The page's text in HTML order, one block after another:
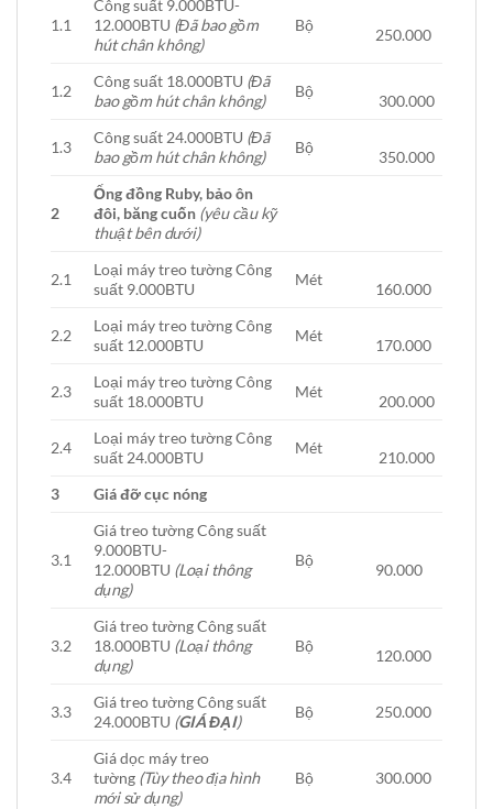
1.1
Công suất 9.000BTU-
12.000BTU (Đã bao gồm
hút chân không)
Bộ
250.000
1.2
Công suất 18.000BTU (Đã
bao gồm hút chân không)
Bộ
300.000
1.3
Công suất 24.000BTU (Đã
bao gồm hút chân không)
Bộ
350.000
2
Ống đồng Ruby, bảo ôn
đôi, băng cuốn (yêu cầu kỹ
thuật bên dưới)
2.1
Loại máy treo tường Công
suất 9.000BTU
Mét
160.000
2.2
Loại máy treo tường Công
suất 12.000BTU
Mét
170.000
2.3
Loại máy treo tường Công
suất 18.000BTU
Mét
200.000
2.4
Loại máy treo tường Công
suất 24.000BTU
Mét
210.000
3
Giá đỡ cục nóng
3.1
Giá treo tường Công suất
9.000BTU-
12.000BTU (Loại thông
dụng)
Bộ
90.000
3.2
Giá treo tường Công suất
18.000BTU (Loại thông
dụng)
Bộ
120.000
3.3
Giá treo tường Công suất
24.000BTU (GIÁ ĐẠI)
Bộ 250.000
3.4
Giá dọc máy treo
tường (Tùy theo địa hình
mới sử dụng)
Bộ 300.000